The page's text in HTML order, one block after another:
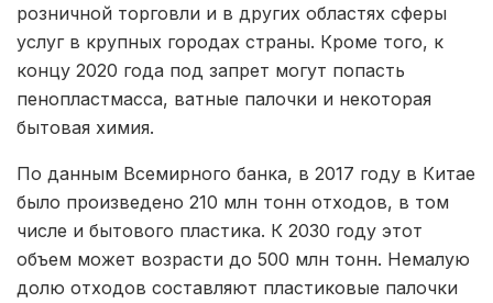
розничной торговли и в других областях сферы
услуг в крупных городах страны. Кроме того, к
концу 2020 года под запрет могут попасть
пенопластмасса, ватные палочки и некоторая
бытовая химия.
По данным Всемирного банка, в 2017 году в Китае
было произведено 210 млн тонн отходов, в том
числе и бытового пластика. К 2030 году этот
объем может возрасти до 500 млн тонн. Немалую
долю отходов составляют пластиковые палочки